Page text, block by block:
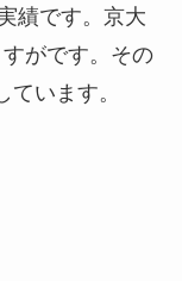
績です。京大
がです。その
います。